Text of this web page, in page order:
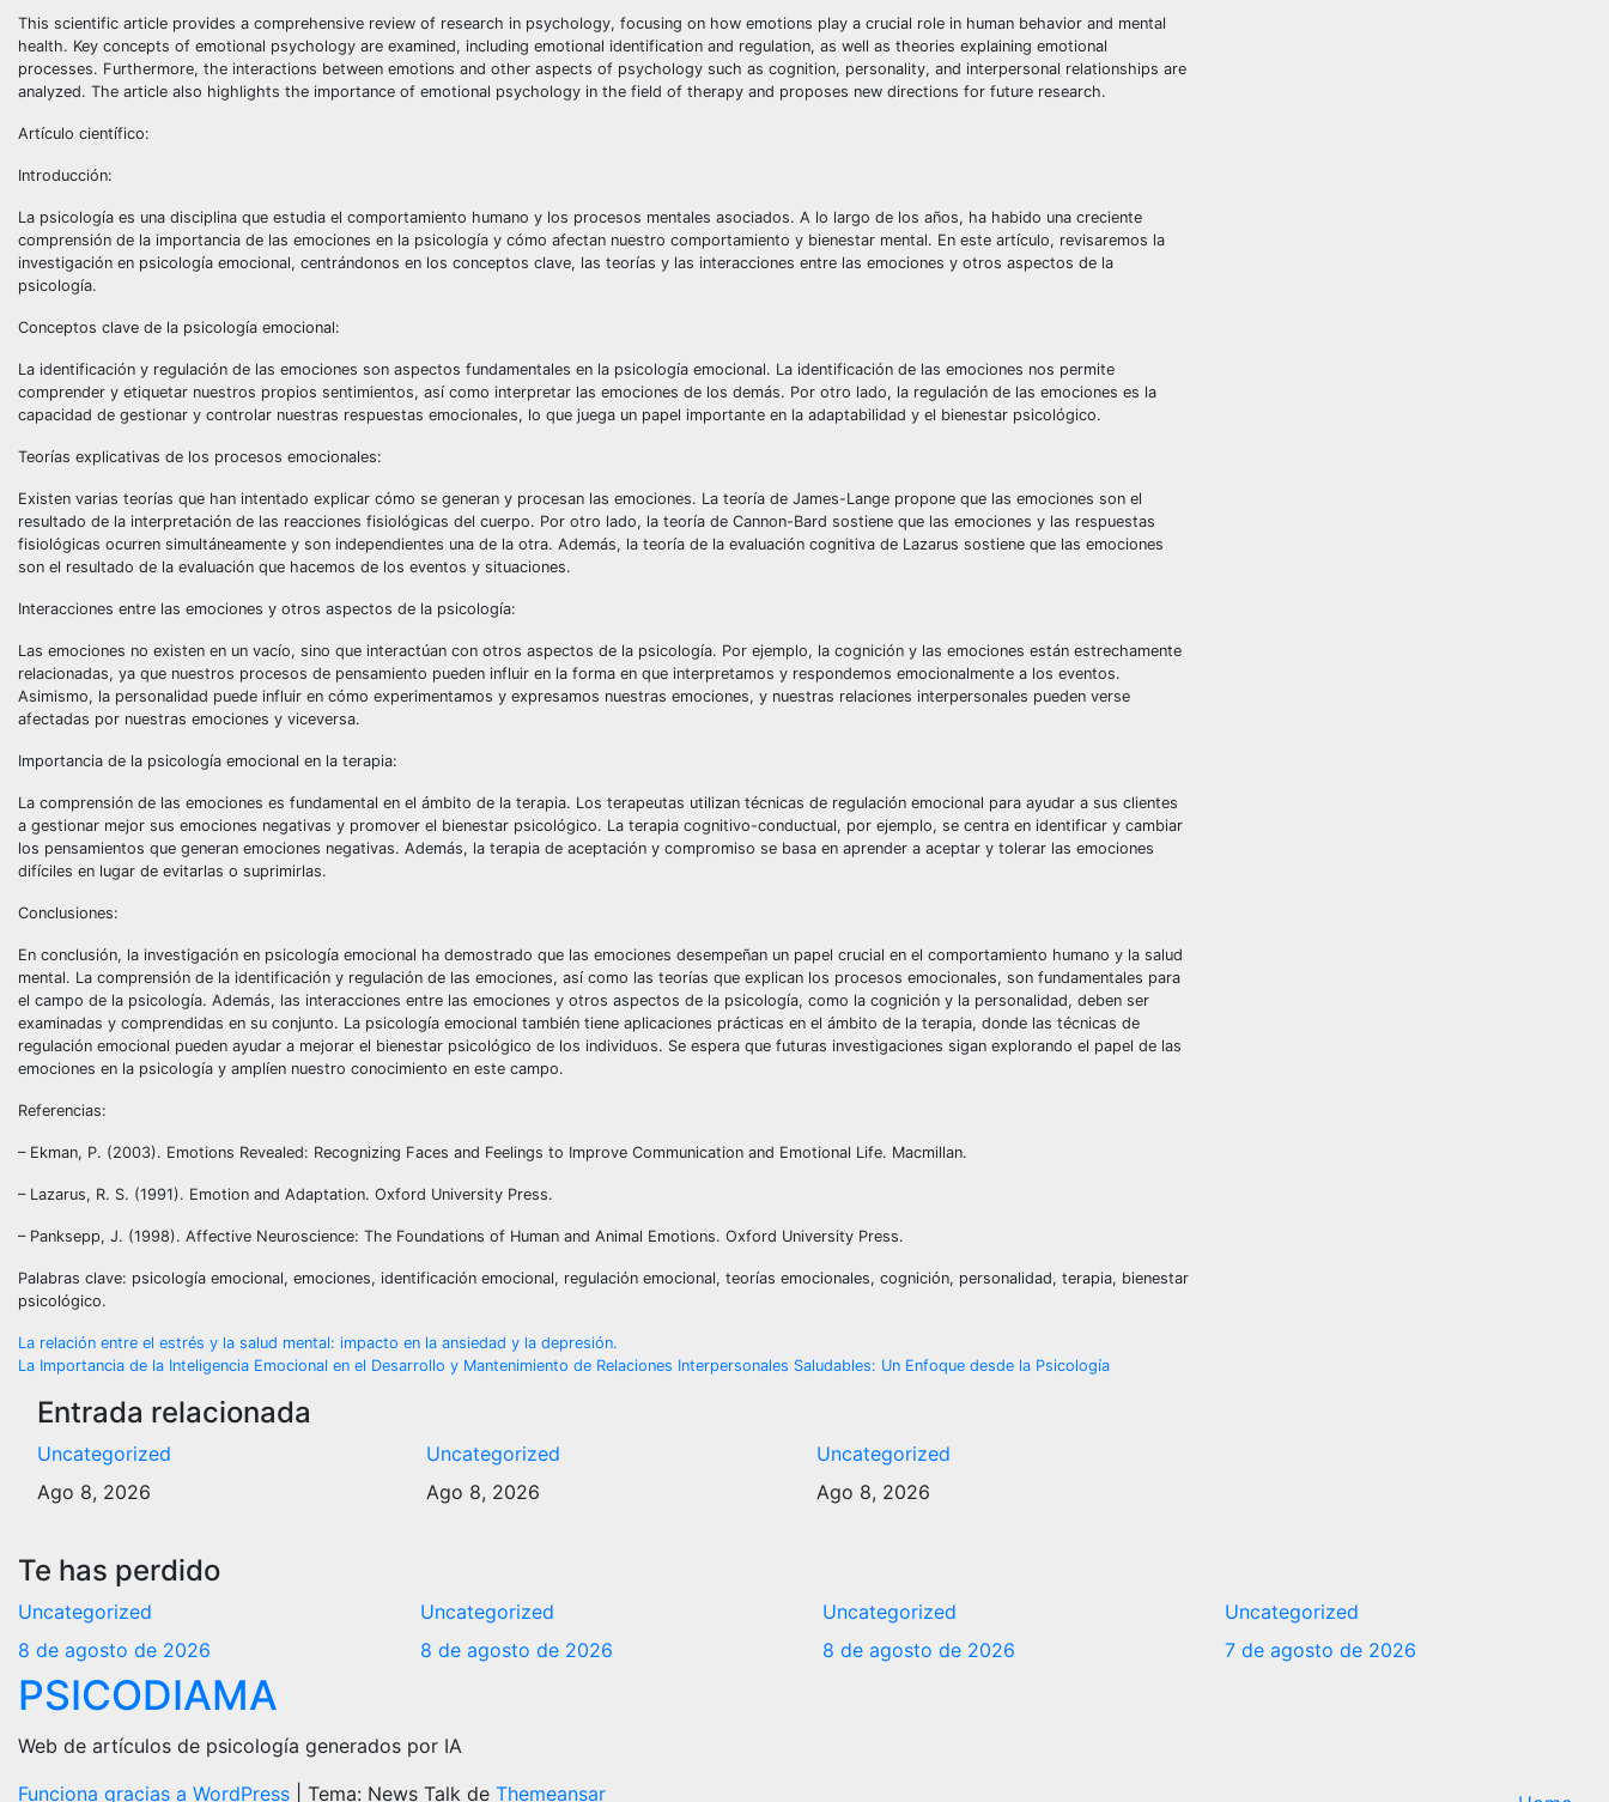
This scientific article provides a comprehensive review of research in psychology, focusing on how emotions play a crucial role in human behavior and mental
health. Key concepts of emotional psychology are examined, including emotional identification and regulation, as well as theories explaining emotional
processes. Furthermore, the interactions between emotions and other aspects of psychology such as cognition, personality, and interpersonal relationships are
analyzed. The article also highlights the importance of emotional psychology in the field of therapy and proposes new directions for future research.
Artículo científico:
Introducción:
La psicología es una disciplina que estudia el comportamiento humano y los procesos mentales asociados. A lo largo de los años, ha habido una creciente
comprensión de la importancia de las emociones en la psicología y cómo afectan nuestro comportamiento y bienestar mental. En este artículo, revisaremos la
investigación en psicología emocional, centrándonos en los conceptos clave, las teorías y las interacciones entre las emociones y otros aspectos de la
psicología.
Conceptos clave de la psicología emocional:
La identificación y regulación de las emociones son aspectos fundamentales en la psicología emocional. La identificación de las emociones nos permite
comprender y etiquetar nuestros propios sentimientos, así como interpretar las emociones de los demás. Por otro lado, la regulación de las emociones es la
capacidad de gestionar y controlar nuestras respuestas emocionales, lo que juega un papel importante en la adaptabilidad y el bienestar psicológico.
Teorías explicativas de los procesos emocionales:
Existen varias teorías que han intentado explicar cómo se generan y procesan las emociones. La teoría de James-Lange propone que las emociones son el
resultado de la interpretación de las reacciones fisiológicas del cuerpo. Por otro lado, la teoría de Cannon-Bard sostiene que las emociones y las respuestas
fisiológicas ocurren simultáneamente y son independientes una de la otra. Además, la teoría de la evaluación cognitiva de Lazarus sostiene que las emociones
son el resultado de la evaluación que hacemos de los eventos y situaciones.
Interacciones entre las emociones y otros aspectos de la psicología:
Las emociones no existen en un vacío, sino que interactúan con otros aspectos de la psicología. Por ejemplo, la cognición y las emociones están estrechamente
relacionadas, ya que nuestros procesos de pensamiento pueden influir en la forma en que interpretamos y respondemos emocionalmente a los eventos.
Asimismo, la personalidad puede influir en cómo experimentamos y expresamos nuestras emociones, y nuestras relaciones interpersonales pueden verse
afectadas por nuestras emociones y viceversa.
Importancia de la psicología emocional en la terapia:
La comprensión de las emociones es fundamental en el ámbito de la terapia. Los terapeutas utilizan técnicas de regulación emocional para ayudar a sus clientes
a gestionar mejor sus emociones negativas y promover el bienestar psicológico. La terapia cognitivo-conductual, por ejemplo, se centra en identificar y cambiar
los pensamientos que generan emociones negativas. Además, la terapia de aceptación y compromiso se basa en aprender a aceptar y tolerar las emociones
difíciles en lugar de evitarlas o suprimirlas.
Conclusiones:
En conclusión, la investigación en psicología emocional ha demostrado que las emociones desempeñan un papel crucial en el comportamiento humano y la salud
mental. La comprensión de la identificación y regulación de las emociones, así como las teorías que explican los procesos emocionales, son fundamentales para
el campo de la psicología. Además, las interacciones entre las emociones y otros aspectos de la psicología, como la cognición y la personalidad, deben ser
examinadas y comprendidas en su conjunto. La psicología emocional también tiene aplicaciones prácticas en el ámbito de la terapia, donde las técnicas de
regulación emocional pueden ayudar a mejorar el bienestar psicológico de los individuos. Se espera que futuras investigaciones sigan explorando el papel de las
emociones en la psicología y amplíen nuestro conocimiento en este campo.
Referencias:
– Ekman, P. (2003). Emotions Revealed: Recognizing Faces and Feelings to Improve Communication and Emotional Life. Macmillan.
– Lazarus, R. S. (1991). Emotion and Adaptation. Oxford University Press.
– Panksepp, J. (1998). Affective Neuroscience: The Foundations of Human and Animal Emotions. Oxford University Press.
Palabras clave: psicología emocional, emociones, identificación emocional, regulación emocional, teorías emocionales, cognición, personalidad, terapia, bienestar
psicológico.
Navegación
de
entradas
La relación entre el estrés y la salud mental: impacto en la ansiedad y la depresión.
La Importancia de la Inteligencia Emocional en el Desarrollo y Mantenimiento de Relaciones Interpersonales Saludables: Un Enfoque desde la Psicología
Entrada relacionada
Uncategorized
Ago 8, 2026
Uncategorized
Ago 8, 2026
Uncategorized
Ago 8, 2026
Te has perdido
Uncategorized
8 de agosto de 2026
Uncategorized
8 de agosto de 2026
Uncategorized
8 de agosto de 2026
Uncategorized
7 de agosto de 2026
PSICODIAMA
Web de artículos de psicología generados por IA
Funciona gracias a WordPress
Tema: News Talk de Themeansar